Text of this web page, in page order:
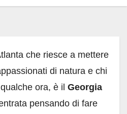
che riesce a mettere
di natura e chi
ora, è il Georgia
pensando di fare